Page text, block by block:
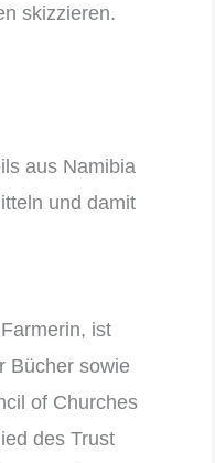
skizzieren.
aus Namibia
und damit
ist
Bücher sowie
of Churches
des Trust